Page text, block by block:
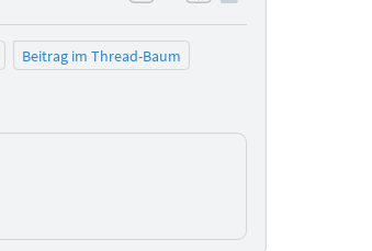
Beitrag im Thread-Baum